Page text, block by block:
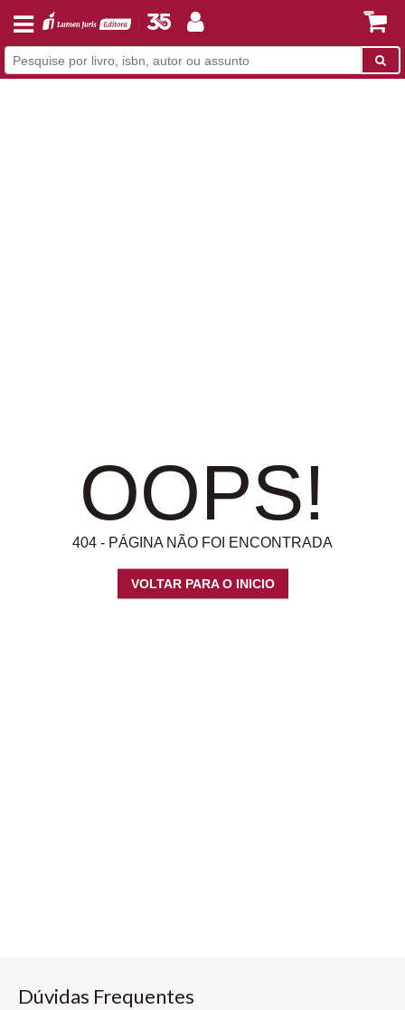
OOPS!
404 - PÁGINA NÃO FOI ENCONTRADA
VOLTAR PARA O INICIO
Dúvidas Frequentes